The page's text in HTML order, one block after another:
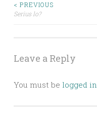
Post
< PREVIOUS
Serius lo?
Leave a Reply
You must be logged in